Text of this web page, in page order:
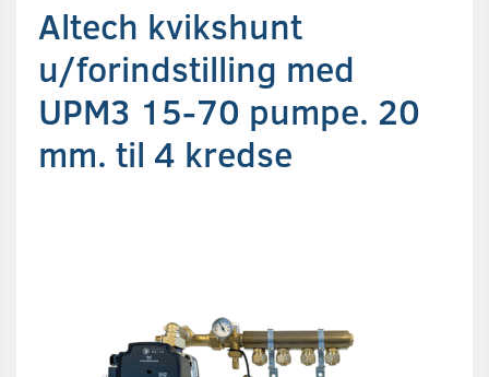
Altech kvikshunt
u/forindstilling med
UPM3 15-70 pumpe. 20
mm. til 4 kredse